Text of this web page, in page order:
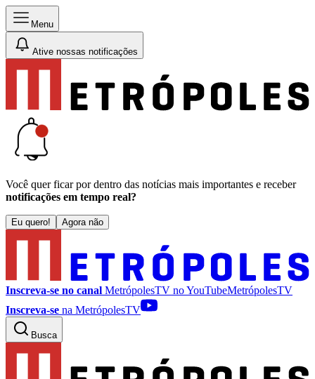
Menu
Ative nossas notificações
Você quer ficar por dentro das notícias mais importantes e receber
notificações em tempo real?
Eu quero! Agora não
Inscreva-se no canal MetrópolesTV noYouTubeMetrópolesTV
Inscreva-se na MetrópolesTV
Busca